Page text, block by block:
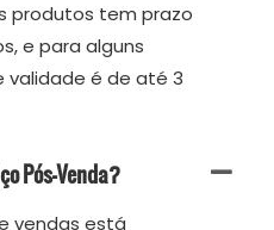
produtos tem prazo
e para alguns
validade é de até 3
Pós-Venda?
vendas está